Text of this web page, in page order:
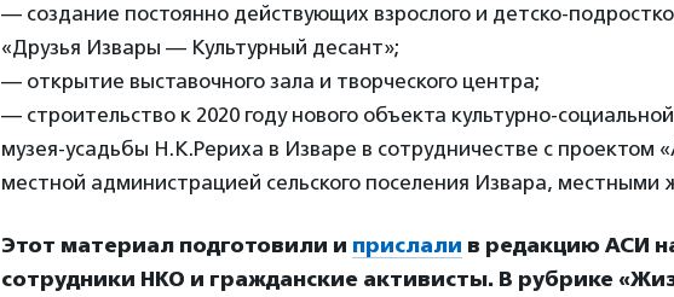
— создание постоянно действующих взрослого и детско-
«Друзья Извары — Культурный десант»;
— открытие выставочного зала и творческого центра;
— строительство к 2020 году нового объекта культурно-
музея-усадьбы Н.К.Рериха в Изваре в сотрудничестве с проектом
местной администрацией сельского поселения Извара,
Этот материал подготовили и прислали в редакцию АСИ
сотрудники НКО и гражданские активисты. В рубрике